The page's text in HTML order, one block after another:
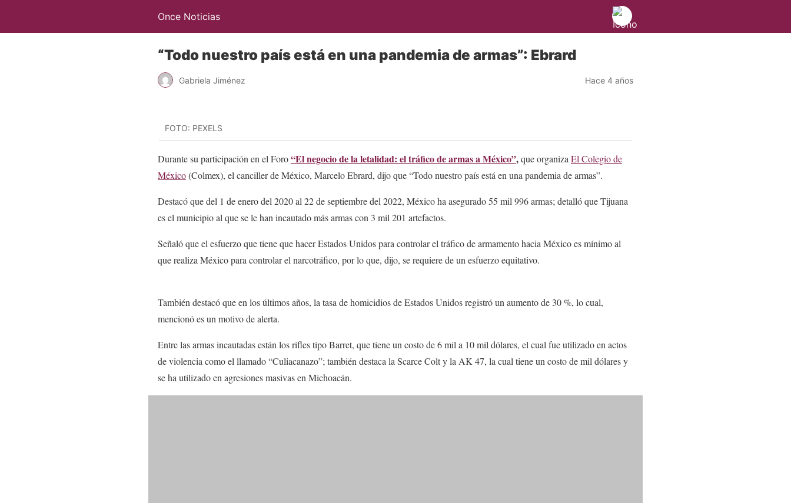
Once Noticias
“Todo nuestro país está en una pandemia de armas”: Ebrard
Gabriela Jiménez Hace 4 años
FOTO: PEXELS
Durante su participación en el Foro“El negocio de la letalidad: el tráfico de armas a México”,que organiza El Colegio de
México(Colmex), el canciller de México, Marcelo Ebrard, dijo que “Todo nuestro país está en una pandemia de armas”.
Destacó que del 1 de enero del 2020 al 22 de septiembre del 2022, México ha asegurado 55 mil 996 armas; detalló que Tijuana
es el municipio al que se le han incautado más armas con 3 mil 201 artefactos.
Señaló que el esfuerzo que tiene que hacer Estados Unidos para controlar el tráfico de armamento hacia México es mínimo al
que realiza México para controlar el narcotráfico, por lo que, dijo, se requiere de un esfuerzo equitativo.
También destacó que en los últimos años, la tasa de homicidios de Estados Unidos registró un aumento de 30 %, lo cual,
mencionó es un motivo de alerta.
Entre las armas incautadas están los rifles tipo Barret, que tiene un costo de 6 mil a 10 mil dólares, el cual fue utilizado en actos
de violencia como el llamado “Culiacanazo”; también destaca la Scarce Colt y la AK 47, la cual tiene un costo de mil dólares y
se ha utilizado en agresiones masivas en Michoacán.